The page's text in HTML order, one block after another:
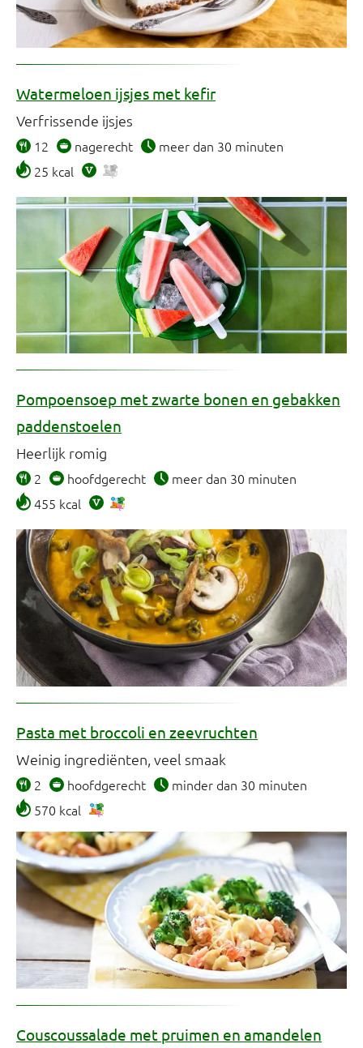
Watermeloen ijsjes met kefir
Verfrissende ijsjes
12 nagerecht
meer dan 30 minuten
25 kcal
Pompoensoep met zwarte bonen en gebakken
paddenstoelen
Heerlijk romig
2 hoofdgerecht
meer dan 30 minuten
455 kcal
Pasta met broccoli en zeevruchten
Weinig ingrediënten, veel smaak
2 hoofdgerecht
minder dan 30 minuten
570 kcal
Couscoussalade met pruimen en amandelen